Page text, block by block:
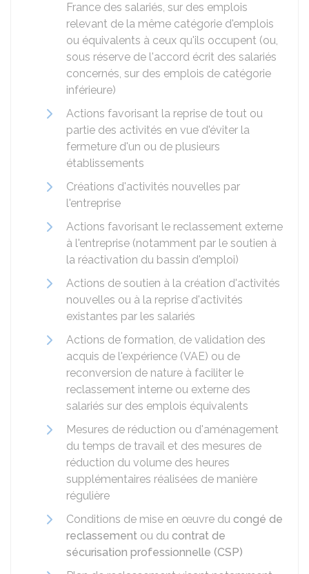
France des salariés, sur des emplois
relevant de la même catégorie d'emplois
ou équivalents à ceux qu'ils occupent (ou,
sous réserve de l'accord écrit des salariés
concernés, sur des emplois de catégorie
inférieure)
Actions favorisant la reprise de tout ou
partie des activités en vue d'éviter la
fermeture d'un ou de plusieurs
établissements
Créations d'activités nouvelles par
l'entreprise
Actions favorisant le reclassement externe
à l'entreprise (notamment par le soutien à
la réactivation du bassin d'emploi)
Actions de soutien à la création d'activités
nouvelles ou à la reprise d'activités
existantes par les salariés
Actions de formation, de validation des
acquis de l'expérience (VAE) ou de
reconversion de nature à faciliter le
reclassement interne ou externe des
salariés sur des emplois équivalents
Mesures de réduction ou d'aménagement
du temps de travail et des mesures de
réduction du volume des heures
supplémentaires réalisées de manière
régulière
Conditions de mise en œuvre du congé de
reclassement ou du contrat de
sécurisation professionnelle (CSP)